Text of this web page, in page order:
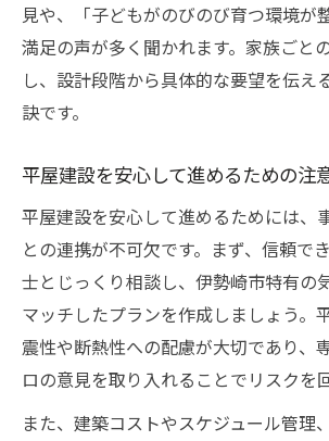
見や、「子どもがのびのび育つ環境が
満足の声が多く聞かれます。家族ごと
し、設計段階から具体的な要望を伝え
訣です。
平屋建設を安心して進めるための注
平屋建設を安心して進めるためには、
との連携が不可欠です。まず、信頼で
士とじっくり相談し、伊勢崎市特有の
マッチしたプランを作成しましょう。
震性や断熱性への配慮が大切であり、
ロの意見を取り入れることでリスクを
また、建築コストやスケジュール管理